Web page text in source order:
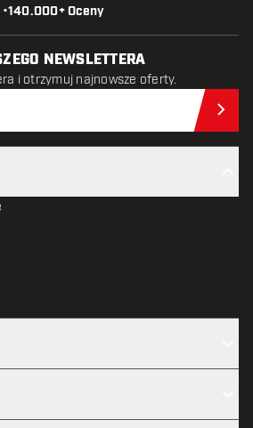
•140.000+ Oceny
NEWSLETTERA
i otrzymuj najnowsze oferty.